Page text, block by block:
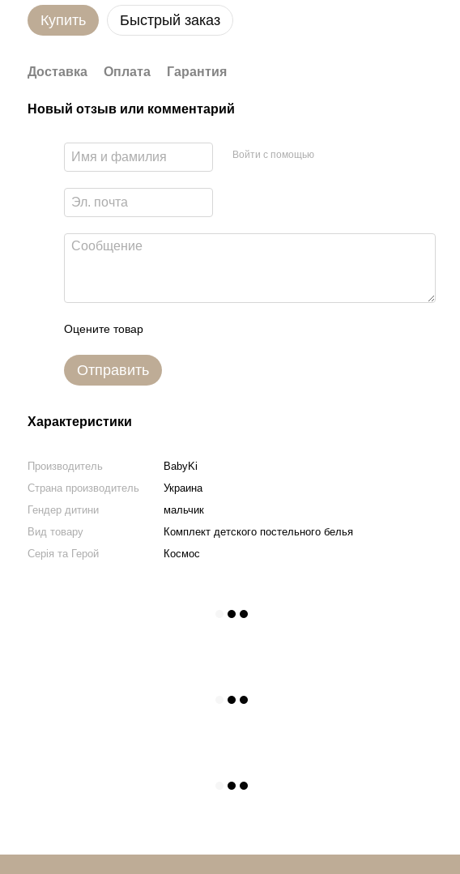
Купить Быстрый заказ
Доставка Оплата Гарантия
Новый отзыв или комментарий
Войти с помощью
Оцените товар
Отправить
Характеристики
Производитель
BabyKi
Страна производитель
Украина
Гендер дитини
мальчик
Вид товару
Комплект детского постельного белья
Серія та Герой
Космос